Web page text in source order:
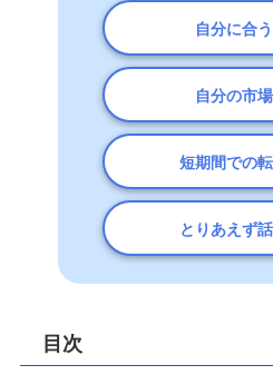
自分に合
自分の市
短期間での
とりあえず
目次